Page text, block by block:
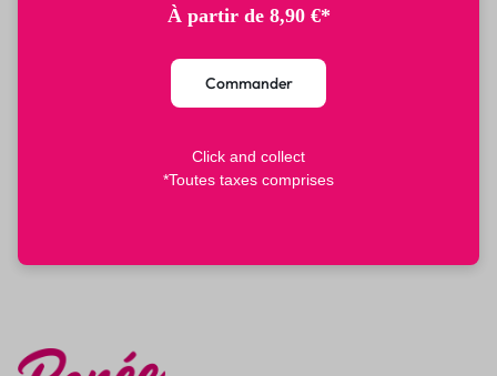
À partir de 8,90 €*
Commander
Click and collect
*Toutes taxes comprises